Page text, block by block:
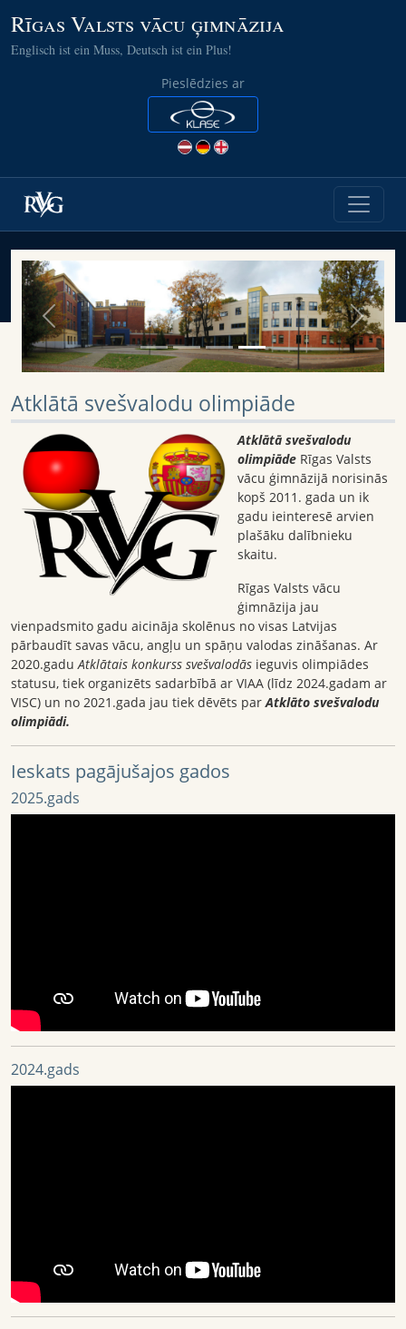
Rīgas Valsts vācu ģimnāzija
Englisch ist ein Muss, Deutsch ist ein Plus!
Pieslēdzies ar
Previous Next
Atklātā svešvalodu olimpiāde
Atklātā svešvalodu
olimpiāde Rīgas Valsts
vācu ģimnāzijā norisinās
kopš 2011. gada un ik
gadu ieinteresē arvien
plašāku dalībnieku
skaitu.
Rīgas Valsts vācu
ģimnāzija jau
vienpadsmito gadu aicināja skolēnus no visas Latvijas
pārbaudīt savas vācu, angļu un spāņu valodas zināšanas. Ar
2020.gaduAtklātais konkurss svešvalodās ieguvis olimpiādes
statusu, tiek organizēts sadarbībā ar VIAA (līdz 2024.gadam ar
VISC) un no 2021.gada jau tiek dēvēts parAtklāto svešvalodu
olimpiādi.
Ieskats pagājušajos gados
2025.gads
2024.gads